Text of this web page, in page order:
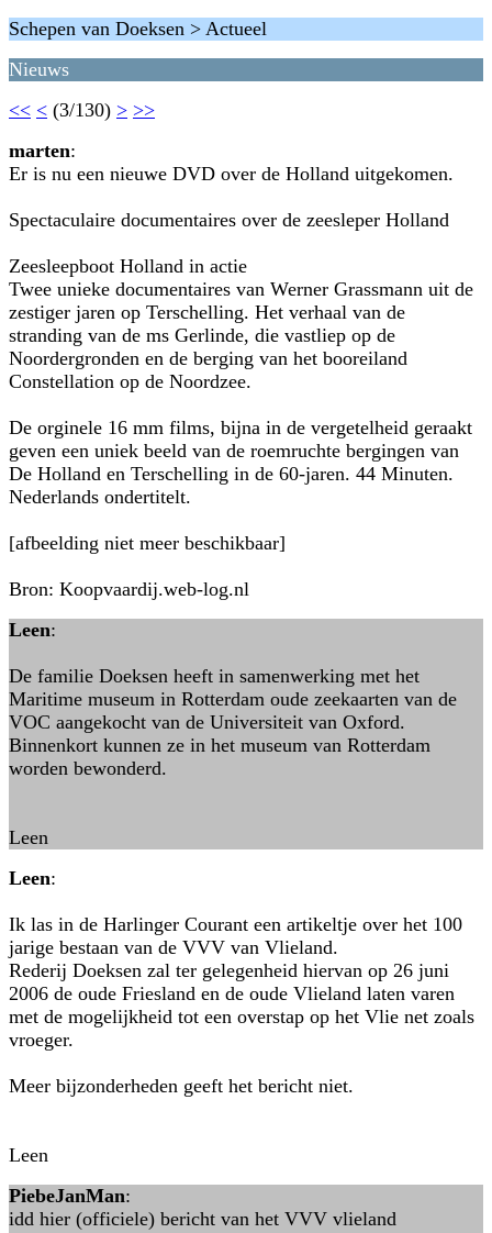
Schepen van Doeksen > Actueel
Nieuws
<< < (3/130) > >>
marten:
Er is nu een nieuwe DVD over de Holland uitgekomen.
Spectaculaire documentaires over de zeesleper Holland
Zeesleepboot Holland in actie
Twee unieke documentaires van Werner Grassmann uit de
zestiger jaren op Terschelling. Het verhaal van de
stranding van de ms Gerlinde, die vastliep op de
Noordergronden en de berging van het booreiland
Constellation op de Noordzee.
De orginele 16 mm films, bijna in de vergetelheid geraakt
geven een uniek beeld van de roemruchte bergingen van
De Holland en Terschelling in de 60-jaren. 44 Minuten.
Nederlands ondertitelt.
[afbeelding niet meer beschikbaar]
Bron: Koopvaardij.web-log.nl
Leen:
De familie Doeksen heeft in samenwerking met het
Maritime museum in Rotterdam oude zeekaarten van de
VOC aangekocht van de Universiteit van Oxford.
Binnenkort kunnen ze in het museum van Rotterdam
worden bewonderd.
Leen
Leen:
Ik las in de Harlinger Courant een artikeltje over het 100
jarige bestaan van de VVV van Vlieland.
Rederij Doeksen zal ter gelegenheid hiervan op 26 juni
2006 de oude Friesland en de oude Vlieland laten varen
met de mogelijkheid tot een overstap op het Vlie net zoals
vroeger.
Meer bijzonderheden geeft het bericht niet.
Leen
PiebeJanMan:
idd hier (officiele) bericht van het VVV vlieland